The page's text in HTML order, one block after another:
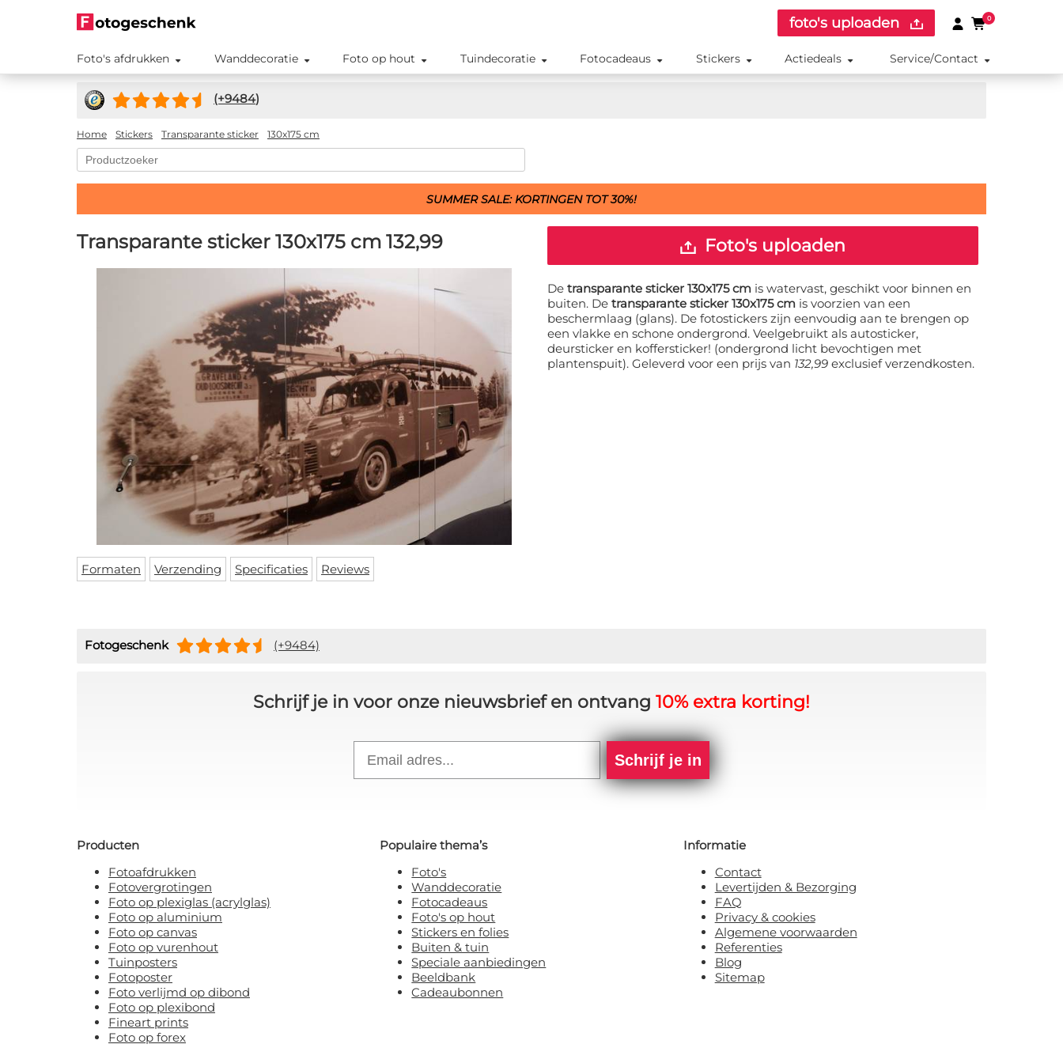
foto's uploaden 0
Foto's afdrukken Wanddecoratie Foto op hout Tuindecoratie Fotocadeaus Stickers Actiedeals Service/Contact
(+9484)
Home Stickers Transparante sticker 130x175 cm
SUMMER SALE: KORTINGEN TOT 30%!
Transparante sticker 130x175 cm 132,99
Formaten Verzending Specificaties Reviews
Foto's uploaden
De transparante sticker 130x175 cm is watervast, geschikt voor binnen en
buiten. De transparante sticker 130x175 cm is voorzien van een
beschermlaag (glans). De fotostickers zijn eenvoudig aan te brengen op
een vlakke en schone ondergrond. Veelgebruikt als autosticker,
deursticker en koffersticker! (ondergrond licht bevochtigen met
plantenspuit). Geleverd voor een prijs van 132,99 exclusief verzendkosten.
Fotogeschenk (+9484)
Schrijf je in voor onze nieuwsbrief en ontvang 10% extra korting!
Schrijf je in
Producten
Fotoafdrukken
Fotovergrotingen
Foto op plexiglas (acrylglas)
Foto op aluminium
Foto op canvas
Foto op vurenhout
Tuinposters
Fotoposter
Foto verlijmd op dibond
Foto op plexibond
Fineart prints
Foto op forex
Populaire thema’s
Foto's
Wanddecoratie
Fotocadeaus
Foto's op hout
Stickers en folies
Buiten & tuin
Speciale aanbiedingen
Beeldbank
Cadeaubonnen
Informatie
Contact
Levertijden & Bezorging
FAQ
Privacy & cookies
Algemene voorwaarden
Referenties
Blog
Sitemap